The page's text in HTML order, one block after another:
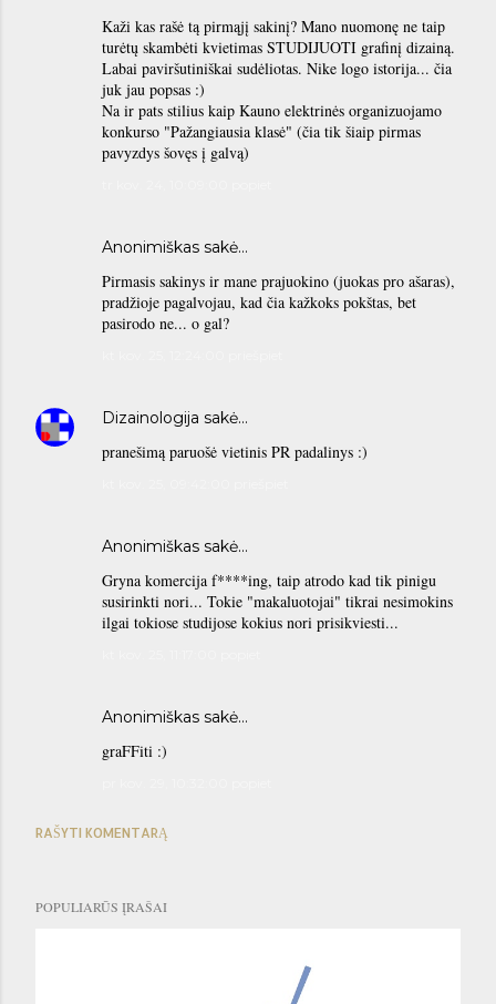
Kaži kas rašė tą pirmąjį sakinį? Mano nuomonę ne taip
turėtų skambėti kvietimas STUDIJUOTI grafinį dizainą.
Labai paviršutiniškai sudėliotas. Nike logo istorija... čia
juk jau popsas :)
Na ir pats stilius kaip Kauno elektrinės organizuojamo
konkurso "Pažangiausia klasė" (čia tik šiaip pirmas
pavyzdys šovęs į galvą)
Anonimiškas sakė…
Pirmasis sakinys ir mane prajuokino (juokas pro ašaras),
pradžioje pagalvojau, kad čia kažkoks pokštas, bet
pasirodo ne... o gal?
Dizainologija sakė…
pranešimą paruošė vietinis PR padalinys :)
Anonimiškas sakė…
Gryna komercija f****ing, taip atrodo kad tik pinigu
susirinkti nori... Tokie "makaluotojai" tikrai nesimokins
ilgai tokiose studijose kokius nori prisikviesti...
Anonimiškas sakė…
graFFiti :)
RAŠYTI KOMENTARĄ
POPULIARŪS ĮRAŠAI